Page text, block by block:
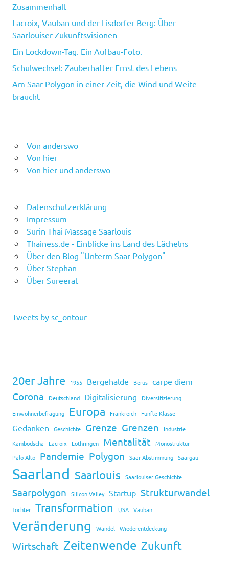
Zusammenhalt
Lacroix, Vauban und der Lisdorfer Berg: Über
Saarlouiser Zukunftsvisionen
Ein Lockdown-Tag. Ein Aufbau-Foto.
Schulwechsel: Zauberhafter Ernst des Lebens
Am Saar-Polygon in einer Zeit, die Wind und Weite
braucht
Von anderswo
Von hier
Von hier und anderswo
Datenschutzerklärung
Impressum
Surin Thai Massage Saarlouis
Thainess.de - Einblicke ins Land des Lächelns
Über den Blog "Unterm Saar-Polygon"
Über Stephan
Über Sureerat
Tweets by sc_ontour
20er Jahre 1955 Bergehalde Berus carpe diem
Corona Deutschland Digitalisierung
Diversifizierung
Einwohnerbefragung
Europa Frankreich Fünfte Klasse
Gedanken Geschichte Grenze Grenzen
Industrie
Kambodscha
Lacroix Lothringen Mentalität Monostruktur
Palo Alto
Pandemie Polygon Saar-Abstimmung Saargau
Saarland Saarlouis Saarlouiser Geschichte
Saarpolygon Silicon Valley Startup Strukturwandel
Tochter Transformation USA Vauban
Veränderung Wandel Wiederentdeckung
Wirtschaft Zeitenwende Zukunft